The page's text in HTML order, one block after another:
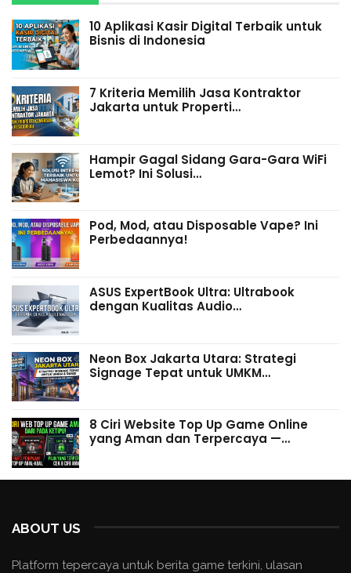
10 Aplikasi Kasir Digital Terbaik untuk
Bisnis di Indonesia
7 Kriteria Memilih Jasa Kontraktor
Jakarta untuk Properti…
Hampir Gagal Sidang Gara-Gara WiFi
Lemot? Ini Solusi…
Pod, Mod, atau Disposable Vape? Ini
Perbedaannya!
ASUS ExpertBook Ultra: Ultrabook
dengan Kualitas Audio…
Neon Box Jakarta Utara: Strategi
Signage Tepat untuk UMKM…
8 Ciri Website Top Up Game Online
yang Aman dan Terpercaya —…
ABOUT US
Platform tepercaya untuk berita game terkini, ulasan